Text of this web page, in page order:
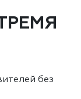
без